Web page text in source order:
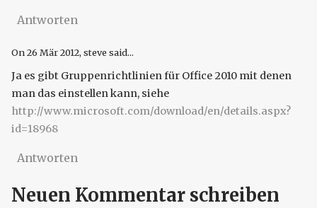
Antworten
On26 Mär 2012, steve said...
Ja es gibt Gruppenrichtlinien für Office 2010 mit denen
man das einstellen kann, siehe
http://www.microsoft.com/download/en/details.aspx?
id=18968
Antworten
Neuen Kommentar schreiben